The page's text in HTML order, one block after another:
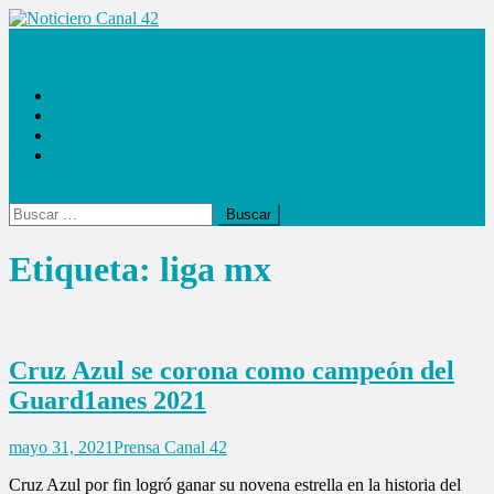
Saltar
Buscar:
Etiqueta: liga mx
Cruz Azul se corona como campeón del
Guard1anes 2021
mayo 31, 2021Prensa Canal 42
Cruz Azul por fin logró ganar su novena estrella en la historia del